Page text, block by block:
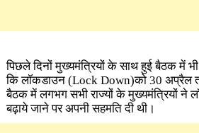
पिछले दिनों मुख्यमंत्रियों के साथ हुई बैठक में
कि लॉकडाउन (Lock Down)को 30 अप्रैल
बैठक में लगभग सभी राज्यों के मुख्यमंत्रियों ने
बढ़ाये जाने पर अपनी सहमति दी थी।